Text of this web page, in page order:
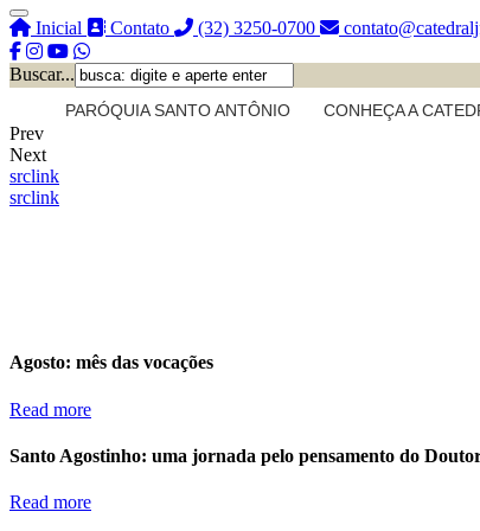
Inicial Contato (32) 3250-0700
Buscar...
PARÓQUIA SANTO ANTÔNIO CONHEÇA A
Prev
Next
srclink
srclink
Agosto: mês das vocações
Read more
Santo Agostinho: uma jornada pelo pensamento do
Read more